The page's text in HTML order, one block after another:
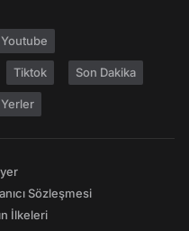
Youtube
Tiktok Son Dakika
Sözleşmesi
İlkeleri